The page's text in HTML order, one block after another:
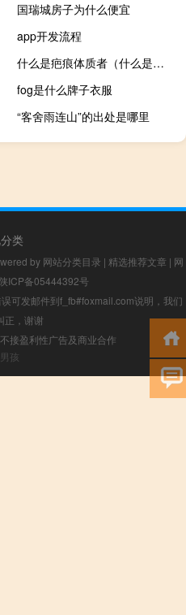
国瑞城房子为什么便宜
app开发流程
什么是疤痕体质者（什么是疤痕体质）
fog是什么牌子衣服
“客舍雨连山”的出处是哪里
类
by 网站分类目录 | 精选推荐文章 | 网
陕ICP备05444392号
可发邮件到f_fb#foxmail.com说明，我们
正，谢谢
接盈利性广告及商业合作
孩